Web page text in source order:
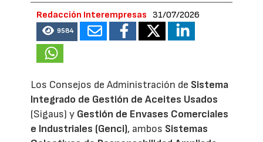
Redacción Interempresas 31/07/2026
9584
Los Consejos de Administración de Sistema
Integrado de Gestión de Aceites Usados
(Sigaus) y Gestión de Envases Comerciales
e Industriales (Genci), ambos Sistemas